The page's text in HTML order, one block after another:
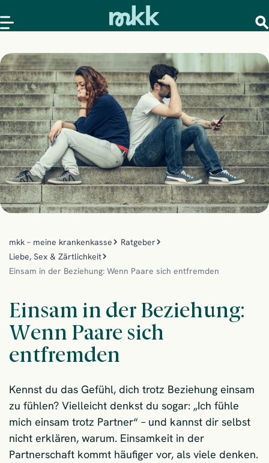
mkk – meine krankenkasse
Ratgeber
Liebe, Sex & Zärtlichkeit
Einsam in der Beziehung: Wenn Paare sich entfremden
Einsam in der Beziehung:
Wenn Paare sich
entfremden
Kennst du das Gefühl, dich trotz Beziehung einsam
zu fühlen? Vielleicht denkst du sogar: „Ich fühle
mich einsam trotz Partner“ – und kannst dir selbst
nicht erklären, warum. Einsamkeit in der
Partnerschaft kommt häufiger vor, als viele denken.